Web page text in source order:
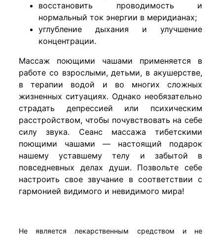
восстановить проводимость и
нормальный ток энергии в меридианах;
углубление дыхания и улучшение
концентрации.
Массаж поющими чашами применяется в
работе со взрослыми, детьми, в акушерстве,
в терапии водой и во многих сложных
жизненных ситуациях. Однако необязательно
страдать депрессией или психическим
расстройством, чтобы почувствовать на себе
силу звука. Сеанс массажа тибетскими
поющими чашами — настоящий подарок
нашему уставшему телу и забытой в
повседневных делах души. Позвольте себе
настроить свое звучание в соответствии с
гармонией видимого и невидимого мира!
Не является лекарственным средством и не